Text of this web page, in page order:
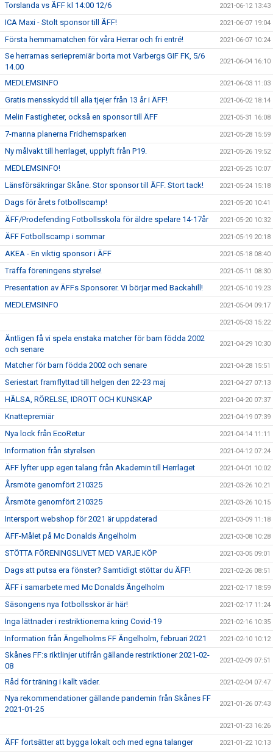
Torslanda vs ÄFF kl 14:00 12/6 2021-06-12 13:43
ICA Maxi - Stolt sponsor till ÄFF! 2021-06-07 19:04
Första hemmamatchen för våra Herrar och fri entré! 2021-06-07 10:24
Se herrarnas seriepremiär borta mot Varbergs GIF FK, 5/6
14.00
2021-06-04 16:10
MEDLEMSINFO 2021-06-03 11:03
Gratis mensskydd till alla tjejer från 13 år i ÄFF! 2021-06-02 18:14
Melin Fastigheter, också en sponsor till ÄFF 2021-05-31 16:08
7-manna planerna Fridhemsparken 2021-05-28 15:59
Ny målvakt till herrlaget, upplyft från P19. 2021-05-26 19:52
MEDLEMSINFO! 2021-05-25 10:07
Länsförsäkringar Skåne. Stor sponsor till ÄFF. Stort tack! 2021-05-24 15:18
Dags för årets fotbollscamp! 2021-05-20 10:41
ÄFF/Prodefending Fotbollsskola för äldre spelare 14-17år 2021-05-20 10:32
ÄFF Fotbollscamp i sommar 2021-05-19 20:18
AKEA - En viktig sponsor i ÄFF 2021-05-18 08:40
Träffa föreningens styrelse! 2021-05-11 08:30
Presentation av ÄFFs Sponsorer. Vi börjar med Backahill! 2021-05-10 19:23
MEDLEMSINFO 2021-05-04 09:17
2021-05-03 15:22
Äntligen få vi spela enstaka matcher för barn födda 2002
och senare
2021-04-29 10:30
Matcher för barn födda 2002 och senare 2021-04-28 15:51
Seriestart framflyttad till helgen den 22-23 maj 2021-04-27 07:13
HÄLSA, RÖRELSE, IDROTT OCH KUNSKAP 2021-04-20 07:37
Knattepremiär 2021-04-19 07:39
Nya lock från EcoRetur 2021-04-14 11:11
Information från styrelsen 2021-04-12 07:24
ÄFF lyfter upp egen talang från Akademin till Herrlaget 2021-04-01 10:02
Årsmöte genomfört 210325 2021-03-26 10:21
Årsmöte genomfört 210325 2021-03-26 10:15
Intersport webshop för 2021 är uppdaterad 2021-03-09 11:18
ÄFF-Målet på Mc Donalds Ängelholm 2021-03-08 10:28
STÖTTA FÖRENINGSLIVET MED VARJE KÖP 2021-03-05 09:01
Dags att putsa era fönster? Samtidigt stöttar du ÄFF! 2021-02-26 08:51
ÄFF i samarbete med Mc Donalds Ängelholm 2021-02-17 18:59
Säsongens nya fotbollsskor är här! 2021-02-17 11:24
Inga lättnader i restriktionerna kring Covid-19 2021-02-16 10:35
Information från Ängelholms FF Ängelholm, februari 2021 2021-02-10 10:12
Skånes FF:s riktlinjer utifrån gällande restriktioner 2021-02-
08
2021-02-09 07:51
Råd för träning i kallt väder. 2021-02-04 07:47
Nya rekommendationer gällande pandemin från Skånes FF
2021-01-25
2021-01-26 07:43
2021-01-23 16:26
ÄFF fortsätter att bygga lokalt och med egna talanger 2021-01-22 10:13